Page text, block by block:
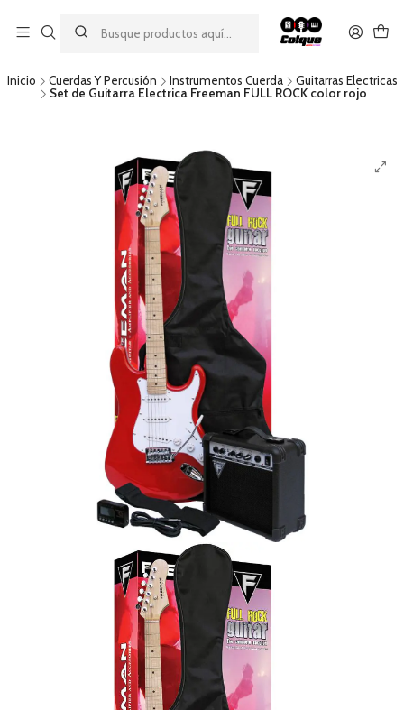
descuento por pago con transferencia bancaria
por una compra mínima de $49.990. Este descuento no es
acumulable a otras promociones ni aplicable a gastos de envío.
Inicio Cuerdas Y Percusión Instrumentos Cuerda
Guitarras Electricas
Set de Guitarra Electrica Freeman FULL ROCK color rojo